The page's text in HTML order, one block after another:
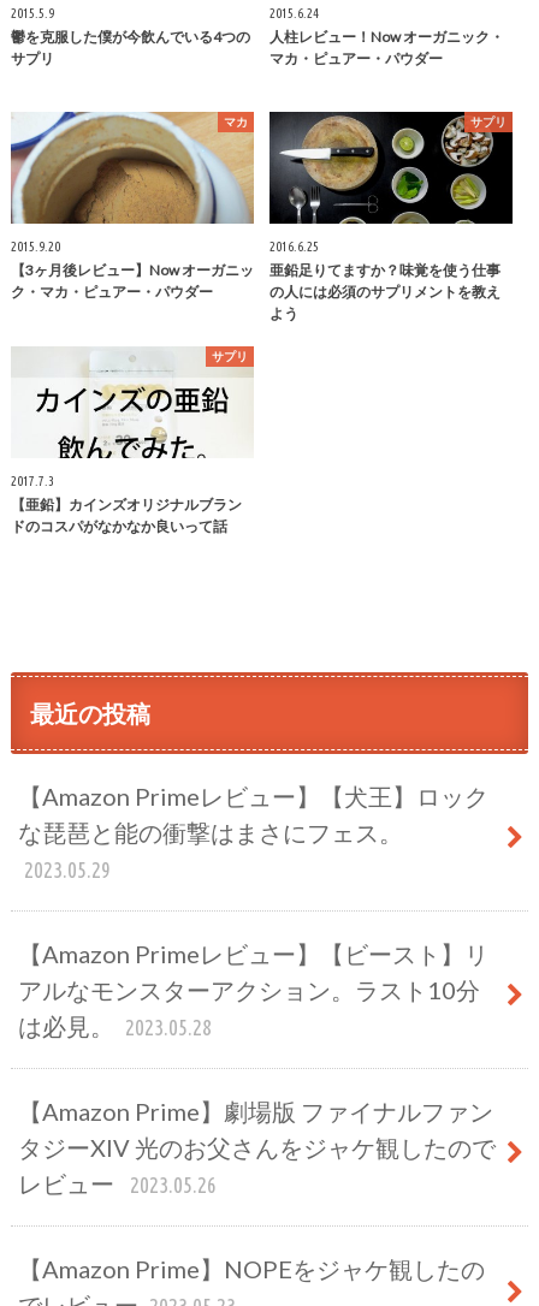
2015.5.9
鬱を克服した僕が今飲んでいる4つの
サプリ
2015.6.24
人柱レビュー！Now オーガニック・
マカ・ピュアー・パウダー
マカ
2015.9.20
【3ヶ月後レビュー】Now オーガニッ
ク・マカ・ピュアー・パウダー
サプリ
2016.6.25
亜鉛足りてますか？味覚を使う仕事
の人には必須のサプリメントを教え
よう
サプリ
2017.7.3
【亜鉛】カインズオリジナルブラン
ドのコスパがなかなか良いって話
最近の投稿
【Amazon Primeレビュー】【犬王】ロック
な琵琶と能の衝撃はまさにフェス。
2023.05.29
【Amazon Primeレビュー】【ビースト】リ
アルなモンスターアクション。ラスト10分
は必見。
2023.05.28
【Amazon Prime】劇場版 ファイナルファン
タジーXIV 光のお父さんをジャケ観したので
レビュー
2023.05.26
【Amazon Prime】NOPEをジャケ観したの